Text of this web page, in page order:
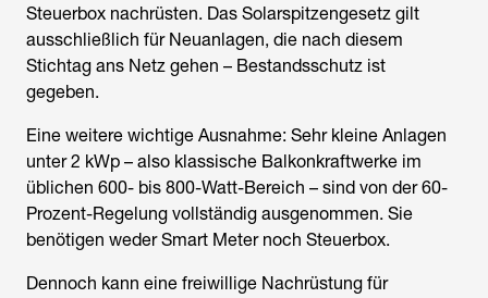
Steuerbox nachrüsten. Das Solarspitzengesetz gilt
ausschließlich für Neuanlagen, die nach diesem
Stichtag ans Netz gehen – Bestandsschutz ist
gegeben.
Eine weitere wichtige Ausnahme: Sehr kleine Anlagen
unter 2 kWp – also klassische Balkonkraftwerke im
üblichen 600- bis 800-Watt-Bereich – sind von der 60-
Prozent-Regelung vollständig ausgenommen. Sie
benötigen weder Smart Meter noch Steuerbox.
Dennoch kann eine freiwillige Nachrüstung für